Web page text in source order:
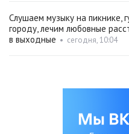
Слушаем музыку на пикнике,
городу, лечим любовные
в выходные • сегодня, 10:04